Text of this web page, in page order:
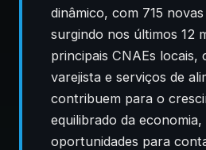
dinâmico, com 715
surgindo nos últimos 12
principais CNAEs locais,
varejista e serviços de
contribuem para o
equilibrado da
oportunidades para